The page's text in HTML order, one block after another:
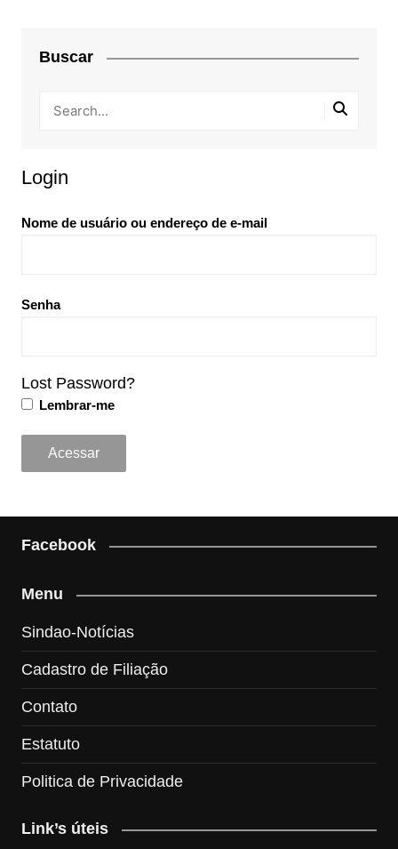
Buscar
Login
Nome de usuário ou endereço de e-mail
Senha
Lost Password?
Lembrar-me
Facebook
Menu
Sindao-Notícias
Cadastro de Filiação
Contato
Estatuto
Politica de Privacidade
Link’s úteis